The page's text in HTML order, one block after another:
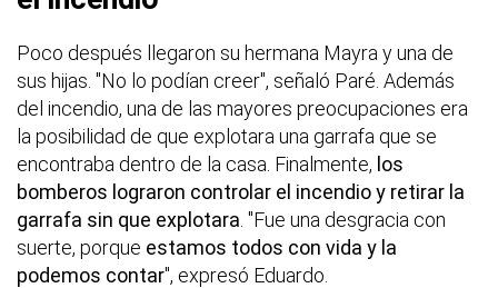
Poco después llegaron su hermana Mayra y una de
sus hijas. "No lo podían creer", señaló Paré. Además
del incendio, una de las mayores preocupaciones era
la posibilidad de que explotara una garrafa que se
encontraba dentro de la casa. Finalmente, los
bomberos lograron controlar el incendio y retirar la
garrafa sin que explotara . "Fue una desgracia con
suerte, porque estamos todos con vida y la
podemos contar", expresó Eduardo.